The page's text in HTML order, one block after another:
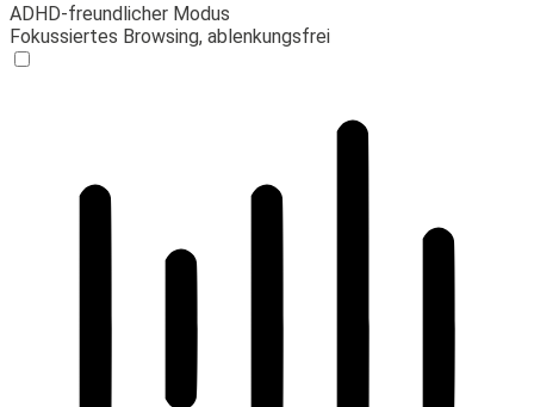
ADHD-freundlicher Modus
Fokussiertes Browsing, ablenkungsfrei